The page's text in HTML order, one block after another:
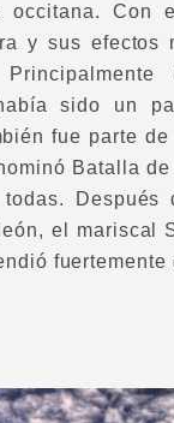
Con
y sus efectos
sido un
fue parte de
Batalla de
Después
el mariscal
fuertemente